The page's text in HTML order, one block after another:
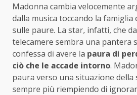
Madonna cambia velocemente
dalla musica toccando la famiglia
sulle paure. La star, infatti, che
telecamere sembra una pantera
confessa di avere la paura di
ciò che le accade intorno.
paura verso una situazione della
sempre più riempiendo di